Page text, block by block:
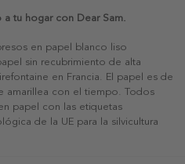
tu hogar con Dear Sam.
en papel blanco liso
sin recubrimiento de alta
en Francia. El papel es de
amarillea con el tiempo. Todos
papel con las etiquetas
de la UE para la silvicultura